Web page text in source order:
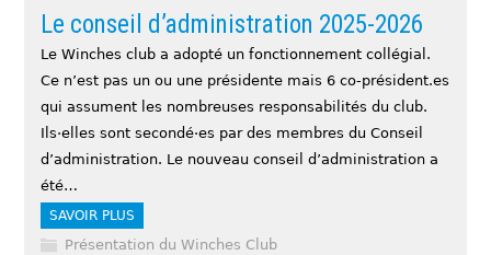
‘BON CADEAU’ du Winches club
Offrez un peu du Winches club à celleux que vous aimez
en leur prépayant une ou des activités. Pour choisir
rendez vous ici pour les pass formation, ou ici pour les
activités découverte, ou encore ici pour le permis
côtier…
Le conseil d’administration 2025-2026
Le Winches club a adopté un fonctionnement collégial.
Ce n’est pas un ou une présidente mais 6 co-président.es
qui assument les nombreuses responsabilités du club.
Ils·elles sont secondé·es par des membres du Conseil
d’administration. Le nouveau conseil d’administration a
été…
SAVOIR PLUS
Présentation du Winches Club